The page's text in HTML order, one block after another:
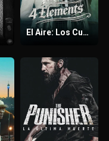
El Aire: Los Cuatro Elementos